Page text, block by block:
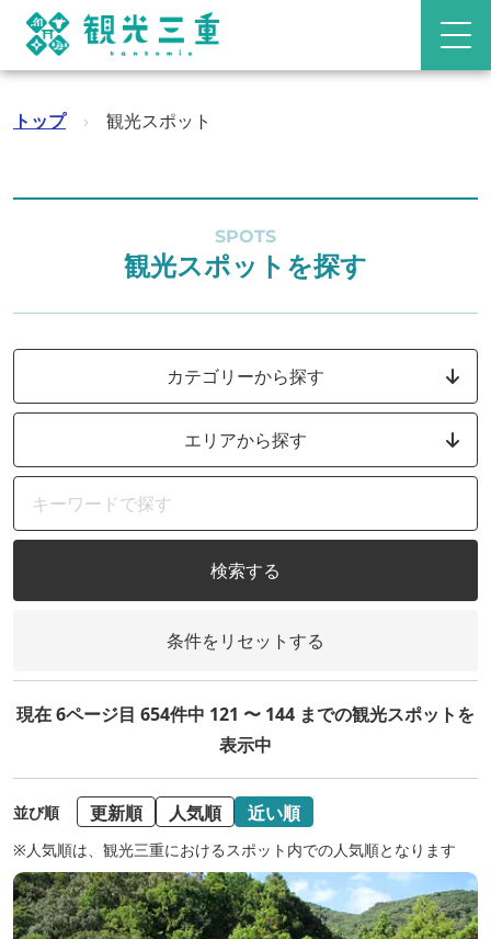
トップ › 観光スポット
SPOTS
観光スポットを探す
カテゴリーから探す
エリアから探す
検索する
条件をリセットする
現在 6ページ目 654件中 121 〜 144 までの観光スポットを
表示中
並び順 更新順 人気順 近い順
※人気順は、観光三重におけるスポット内での人気順となります